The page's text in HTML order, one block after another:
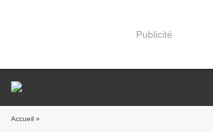
Publicité
Accueil »